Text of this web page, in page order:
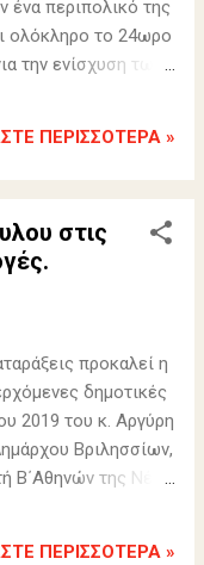
ένα περιπολικό της
ολόκληρο το 24ωρο
την ενίσχυση των
ΠΕΡΙΣΣΌΤΕΡΑ »
στις
προκαλεί η
δημοτικές
2019 του κ. Αργύρη
Βριλησσίων,
Β΄Αθηνών της Νέας
ΠΕΡΙΣΣΌΤΕΡΑ »